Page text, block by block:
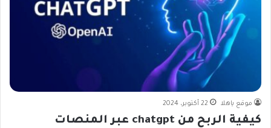
موقع ياهلا 22 أكتوبر، 2024
كيفية الربح من chatgpt عبر المنصات